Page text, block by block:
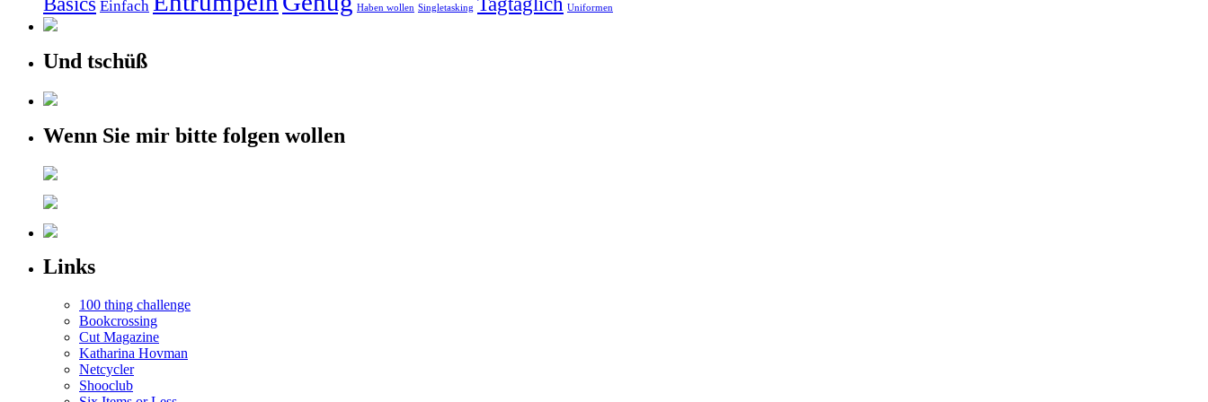
Einfach Haben wollen Singletasking Uniformen
Und tschüß
Wenn Sie mir bitte folgen wollen
Links
100 thing challenge
Bookcrossing
Cut Magazine
Katharina Hovman
Netcycler
Shooclub